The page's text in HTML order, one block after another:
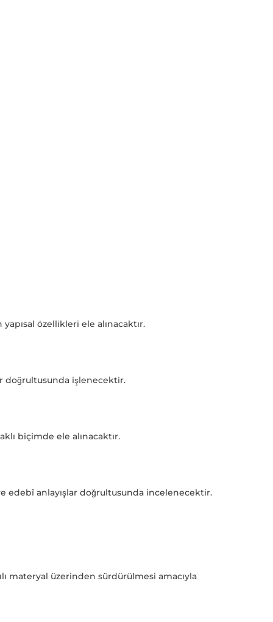
özellikleri ele alınacaktır.
doğrultusunda işlenecektir.
biçimde ele alınacaktır.
edebî anlayışlar doğrultusunda incelenecektir.
materyal üzerinden sürdürülmesi amacıyla